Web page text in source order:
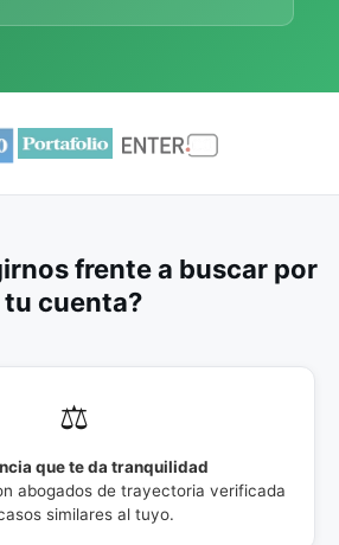
frente a buscar por
tu cuenta?
⚖️
que te da tranquilidad
abogados de trayectoria verificada
similares al tuyo.